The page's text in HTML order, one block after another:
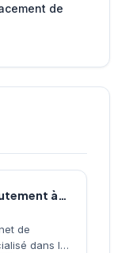
de
ETHIS RH — Cabinet de recrutement à Paris
de
dans le